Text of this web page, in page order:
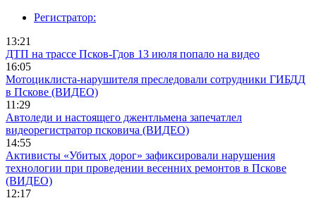
Регистратор:
13:21
ДТП на трассе Псков-Гдов 13 июля попало на видео
16:05
Мотоциклиста-нарушителя преследовали сотрудники ГИБДД
в Пскове (ВИДЕО)
11:29
Автоледи и настоящего джентльмена запечатлел
видеорегистратор псковича (ВИДЕО)
14:55
Активисты «Убитых дорог» зафиксировали нарушения
технологии при проведении весенних ремонтов в Пскове
(ВИДЕО)
12:17